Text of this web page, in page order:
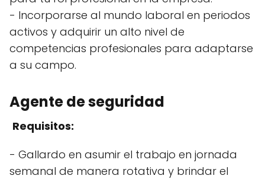
- Incorporarse al mundo laboral en periodos
activos y adquirir un alto nivel de
competencias profesionales para adaptarse
a su campo.
Agente de seguridad
Requisitos:
- Gallardo en asumir el trabajo en jornada
semanal de manera rotativa y brindar el